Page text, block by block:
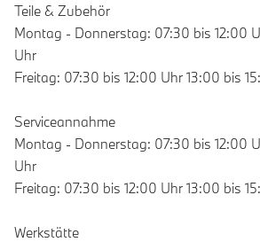
Teile & Zubehör
Montag - Donnerstag: 07:30 bis 12:00
Uhr
Freitag: 07:30 bis 12:00 Uhr 13:00 bis
Serviceannahme
Montag - Donnerstag: 07:30 bis 12:00
Uhr
Freitag: 07:30 bis 12:00 Uhr 13:00 bis
Werkstätte